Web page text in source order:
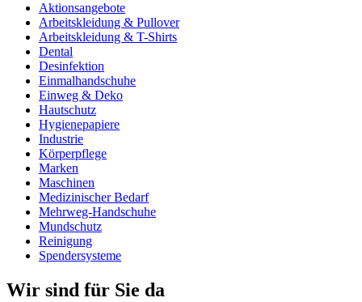
Aktionsangebote
Arbeitskleidung & Pullover
Arbeitskleidung & T-Shirts
Dental
Desinfektion
Einmalhandschuhe
Einweg & Deko
Hautschutz
Hygienepapiere
Industrie
Körperpflege
Marken
Maschinen
Medizinischer Bedarf
Mehrweg-Handschuhe
Mundschutz
Reinigung
Spendersysteme
Wir sind für Sie da